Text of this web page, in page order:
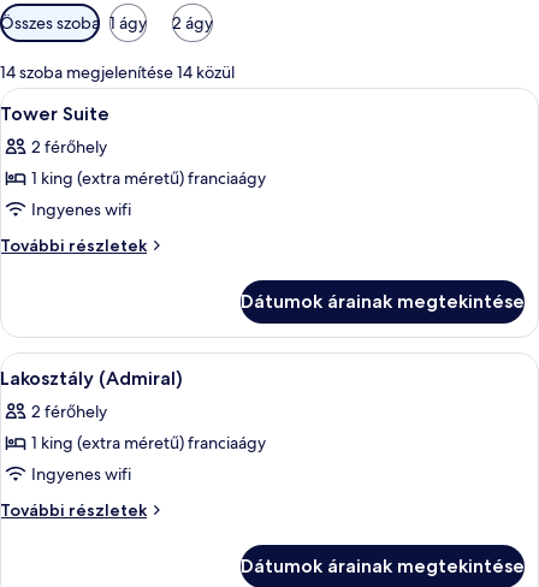
Szobákhoz
rendelkezésre
álló
szűrők
Összes szoba 1 ágy 2 ágy
14 szoba megjelenítése 14 közül
A
következő
szoba
összes
képének
megtekintése:
Egy modern szállodai szoba, ahol a
6
Tower Suite
2 férőhely
1 king (extra méretű) franciaágy
Ingyenes wifi
További részletek
Tower
Dátumok árainak megtekintése
A
következő
szoba
összes
képének
megtekintése:
Lakosztály (Admiral) | Prémium
5
Lakosztály (Admiral)
2 férőhely
1 king (extra méretű) franciaágy
Ingyenes wifi
További részletek
Lakosztály
Dátumok árainak megtekintése